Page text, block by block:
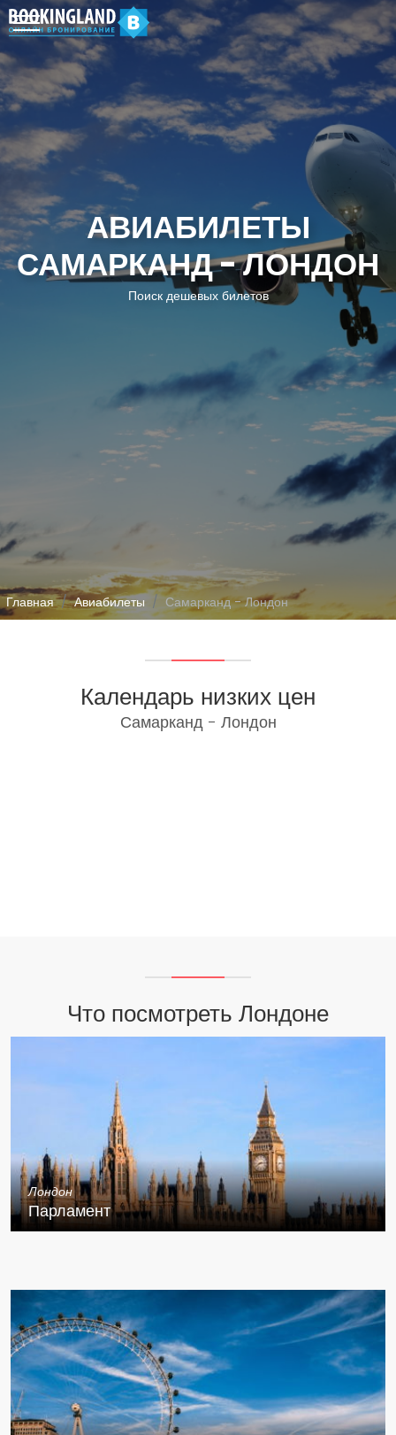
АВИАБИЛЕТЫ
САМАРКАНД - ЛОНДОН
Поиск дешевых билетов
Главная Авиабилеты Самарканд - Лондон
Календарь низких цен
Самарканд - Лондон
Что посмотреть Лондоне
Лондон
Парламент